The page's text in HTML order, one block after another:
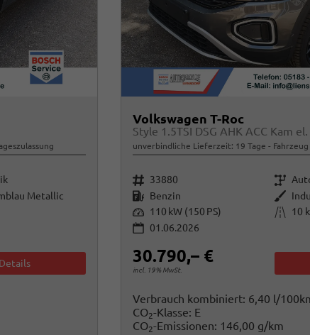
Metallic
Details
Volkswagen T-Roc
Style 1.5TSI DSG AHK ACC Kam el.
unverbindliche Lieferzeit: 19 Tage
Fahrzeugnr. 33880 Getriebe
Kraftstoff Benzin Außenfarbe
Leistung 110 kW (150 PS) Kilometerstand
10
01.06.2026
30.790,– €
incl. 19% MwSt.
Verbrauch kombiniert: 6,40 l/
CO2-Klasse: E
CO2-Emissionen: 146,00 g/km